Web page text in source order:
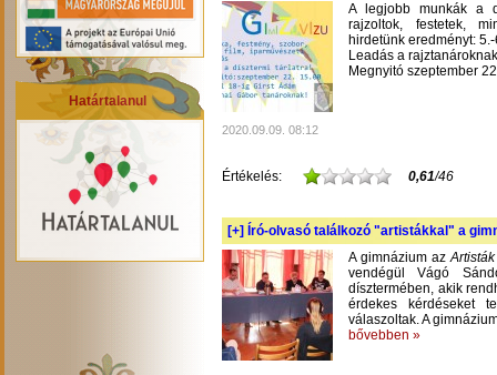
Határtalanul
A legjobb munkák a
rajzoltok, festetek,
hirdetünk eredményt:
Leadás a
Megnyitó szeptember
2020.09.09. 08:12
Értékelés: 0,61/46
[+] Író-olvasó találkozó "artistákkal" a
A gimnázium az
vendégül Vágó
dísztermében, akik
érdekes kérdéseket
válaszoltak. A
bővebben »